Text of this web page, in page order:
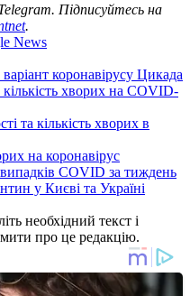
Підписуйтесь на
.
News
коронавірусу Цикада
кількість хворих на COVID-
та кількість хворих в
на коронавірус
випадків COVID за тиждень
у Києві та Україні
необхідний текст і
про це редакцію.